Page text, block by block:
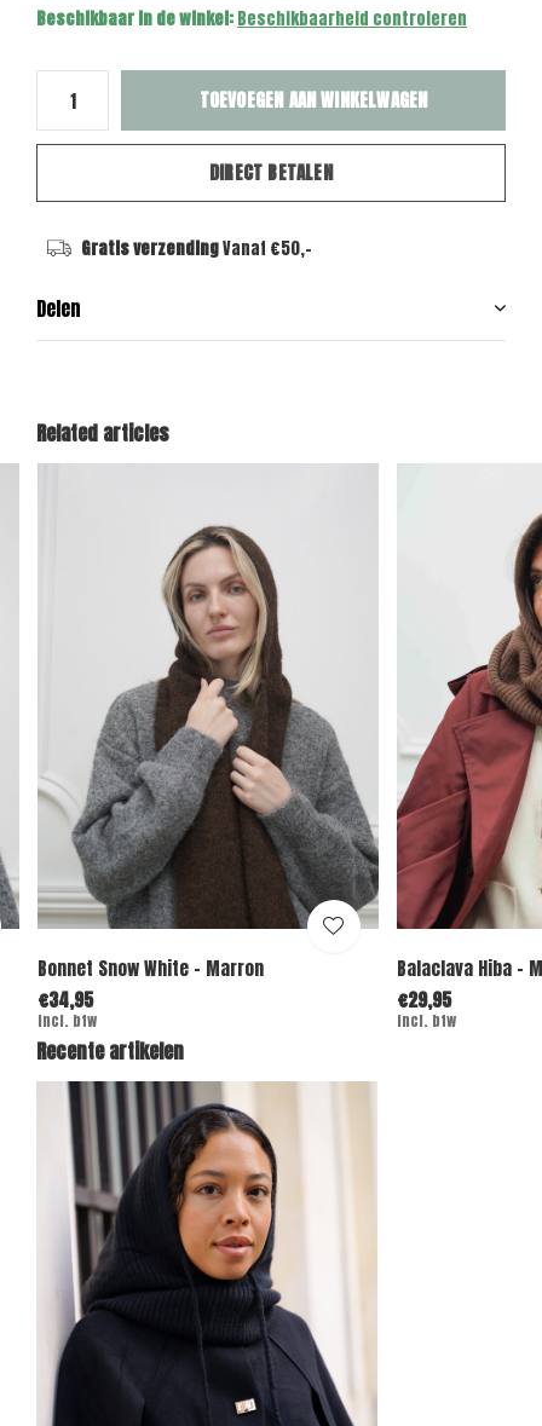
Beschikbaar in de winkel:Beschikbaarheid controleren
TOEVOEGEN AAN WINKELWAGEN
DIRECT BETALEN
Gratis verzendingVanaf €50,-
Delen
Related articles
Bonnet Snow White - Marron
€34,95
Incl. btw
Balaclava Hiba -
€29,95
Incl. btw
Recente artikelen